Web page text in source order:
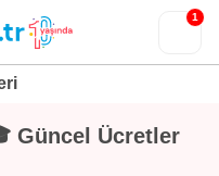
1
Güncel Ücretler